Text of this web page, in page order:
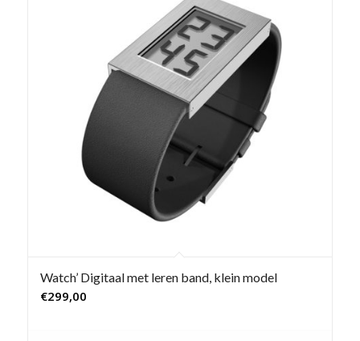
Watch’ Digitaal met leren band, klein model
€299,00